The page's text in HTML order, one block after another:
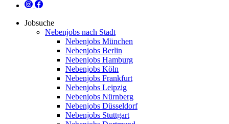
Jobsuche
Nebenjobs nach Stadt
Nebenjobs München
Nebenjobs Berlin
Nebenjobs Hamburg
Nebenjobs Köln
Nebenjobs Frankfurt
Nebenjobs Leipzig
Nebenjobs Nürnberg
Nebenjobs Düsseldorf
Nebenjobs Stuttgart